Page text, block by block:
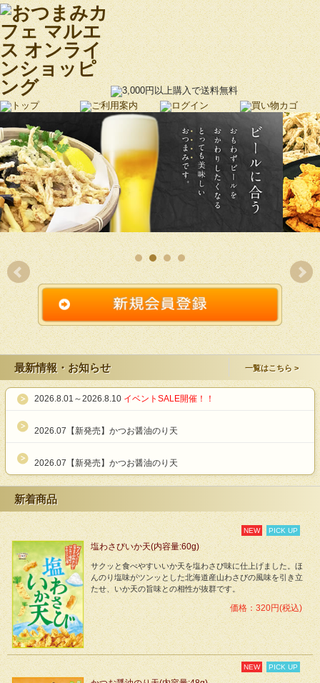
最新情報・お知らせ 一覧はこちら
2026.8.01～2026.8.10 イベントSALE開催！！
2026.07【新発売】かつお醤油のり天
2026.07【新発売】かつお醤油のり天
新着商品
NEW PICK UP
塩わさびいか天(内容量:60g)
サクッと食べやすいいか天を塩わさび味に仕上げました。ほ
んのり塩味がツンッとした北海道産山わさびの風味を引き立
たせ、いか天の旨味との相性が抜群です。
価格：320円(税込)
NEW PICK UP